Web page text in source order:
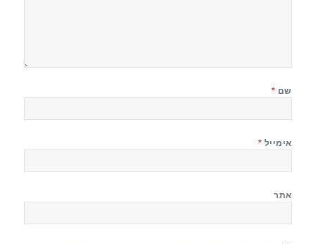
שם *
אימייל *
אתר